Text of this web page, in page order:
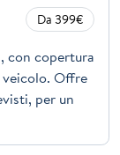
Da 399€
con copertura
Offre
per un